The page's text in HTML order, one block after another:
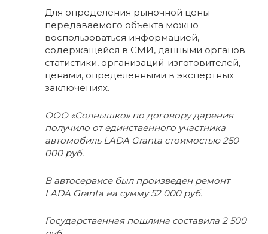
Для определения рыночной цены
передаваемого объекта можно
воспользоваться информацией,
содержащейся в СМИ, данными органов
статистики, организаций-изготовителей,
ценами, определенными в экспертных
заключениях.
ООО «Солнышко» по договору дарения
получило от единственного участника
автомобиль LADA Granta стоимостью 250
000 руб.
В автосервисе был произведен ремонт
LADA Granta на сумму 52 000 руб.
Государственная пошлина составила 2 500